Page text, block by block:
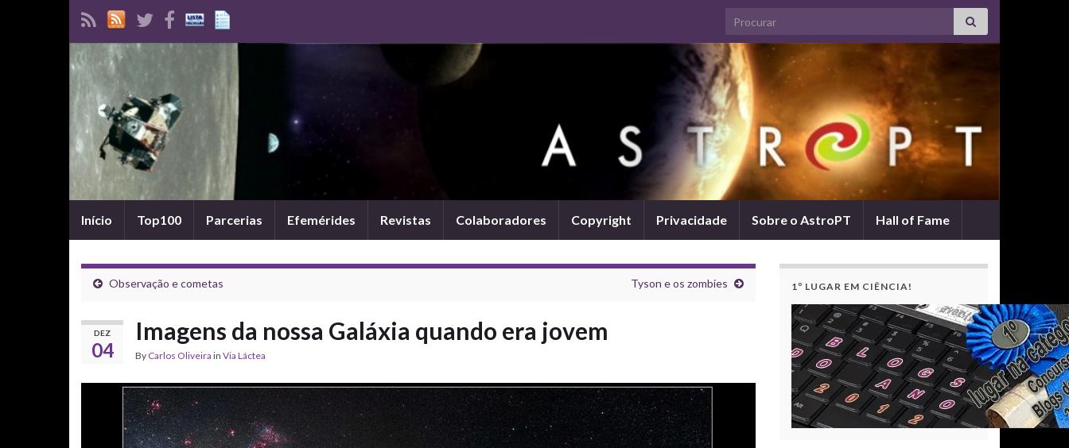
Search for:
Início Top100 Parcerias Efemérides Revistas Colaboradores Copyright Privacidade Sobre o AstroPT Hall of Fame
Observação e cometas Tyson e os zombies
DEZ
04
Imagens da nossa Galáxia quando era jovem
By Carlos Oliveira in Via Láctea
1º LUGAR EM CIÊNCIA!